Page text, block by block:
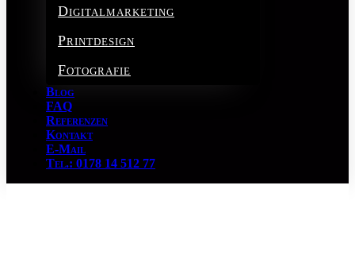
Digitalmarketing
Printdesign
Fotografie
Blog
FAQ
Referenzen
Kontakt
E-Mail
Tel.: 0178 14 512 77